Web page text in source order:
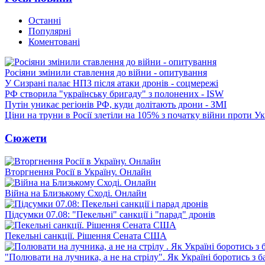
Останні
Популярні
Коментовані
Росіяни змінили ставлення до війни - опитування
У Сизрані палає НПЗ після атаки дронів - соцмережі
РФ створила "українську бригаду" з полонених - ISW
Путін уникає регіонів РФ, куди долітають дрони - ЗМІ
Ціни на труни в Росії злетіли на 105% з початку війни проти
Сюжети
Вторгнення Росії в Україну. Онлайн
Війна на Близькому Сході. Онлайн
Підсумки 07.08: "Пекельні" санкції і "парад" дронів
Пекельні санкції. Рішення Сената США
"Полювати на лучника, а не на стрілу". Як Україні боротись з